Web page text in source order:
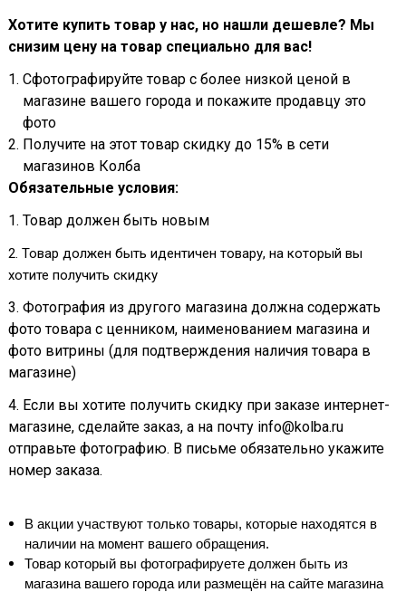
Хотите купить товар у нас, но нашли дешевле? Мы
снизим цену на товар специально для вас!
Сфотографируйте товар с более низкой ценой в
магазине вашего города и покажите продавцу это
фото
Получите на этот товар скидку до 15% в сети
магазинов Колба
Обязательные условия:
1. Товар должен быть новым
2. Товар должен быть идентичен товару, на который вы
хотите получить скидку
3. Фотография из другого магазина должна содержать
фото товара с ценником, наименованием магазина и
фото витрины (для подтверждения наличия товара в
магазине)
4. Если вы хотите получить скидку при заказе интернет-
магазине, сделайте заказ, а на почту info@kolba.ru
отправьте фотографию. В письме обязательно укажите
номер заказа.
В акции участвуют только товары, которые находятся в
наличии на момент вашего обращения.
Товар который вы фотографируете должен быть из
магазина вашего города или размещён на сайте магазина